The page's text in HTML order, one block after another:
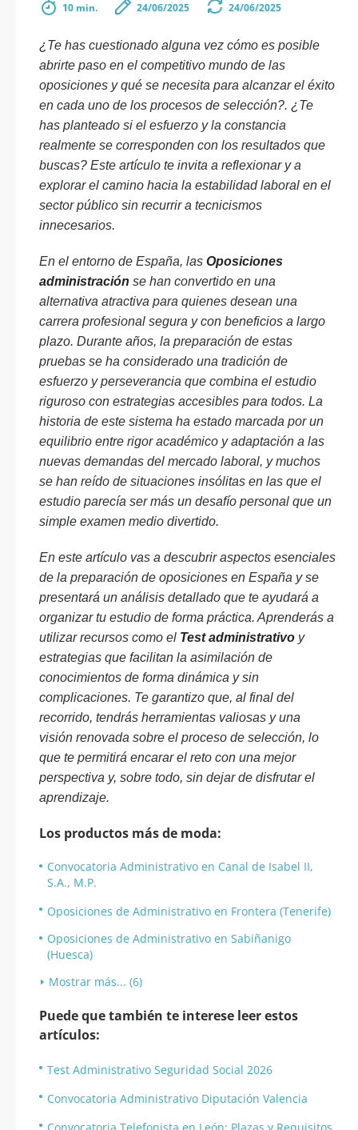
10 min. 24/06/2025 24/06/2025
¿Te has cuestionado alguna vez cómo es posible
abrirte paso en el competitivo mundo de las
oposiciones y qué se necesita para alcanzar el éxito
en cada uno de los procesos de selección?. ¿Te
has planteado si el esfuerzo y la constancia
realmente se corresponden con los resultados que
buscas? Este artículo te invita a reflexionar y a
explorar el camino hacia la estabilidad laboral en el
sector público sin recurrir a tecnicismos
innecesarios.
En el entorno de España, las Oposiciones
administración se han convertido en una
alternativa atractiva para quienes desean una
carrera profesional segura y con beneficios a largo
plazo. Durante años, la preparación de estas
pruebas se ha considerado una tradición de
esfuerzo y perseverancia que combina el estudio
riguroso con estrategias accesibles para todos. La
historia de este sistema ha estado marcada por un
equilibrio entre rigor académico y adaptación a las
nuevas demandas del mercado laboral, y muchos
se han reído de situaciones insólitas en las que el
estudio parecía ser más un desafío personal que un
simple examen medio divertido.
En este artículo vas a descubrir aspectos esenciales
de la preparación de oposiciones en España y se
presentará un análisis detallado que te ayudará a
organizar tu estudio de forma práctica. Aprenderás a
utilizar recursos como el Test administrativo y
estrategias que facilitan la asimilación de
conocimientos de forma dinámica y sin
complicaciones. Te garantizo que, al final del
recorrido, tendrás herramientas valiosas y una
visión renovada sobre el proceso de selección, lo
que te permitirá encarar el reto con una mejor
perspectiva y, sobre todo, sin dejar de disfrutar el
aprendizaje.
Los productos más de moda:
Convocatoria Administrativo en Canal de Isabel II,
S.A., M.P.
Oposiciones de Administrativo en Frontera (Tenerife)
Oposiciones de Administrativo en Sabiñanigo
(Huesca)
Mostrar más... (6)
Puede que también te interese leer estos
artículos:
Test Administrativo Seguridad Social 2026
Convocatoria Administrativo Diputación Valencia